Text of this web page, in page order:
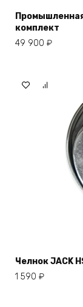
комплект
49 900 ₽
Челнок JACK
1 590 ₽